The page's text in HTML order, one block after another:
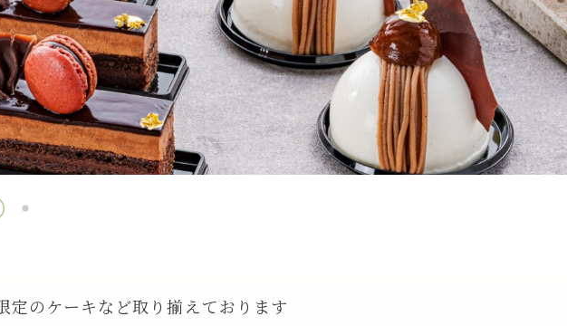
定のケーキなど取り揃えております
お問い合わせ
目3-23
RESERVATION